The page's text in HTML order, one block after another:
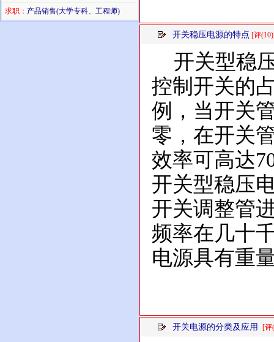
求职： 产品销售(大学专科、工程师)
开关稳压电源的特点 [评
开关型稳
控制开关的
例，当开关
零，在开关
效率可高达
开关型稳压
开关调整管
频率在几十
电源具有重
开关电源的分类及应用 [评